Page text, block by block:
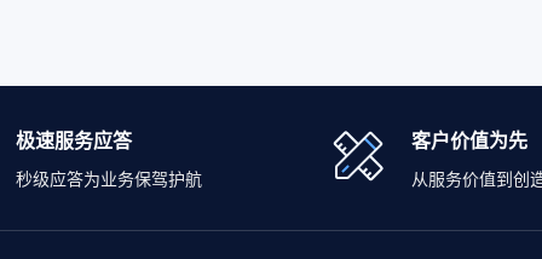
极速服务应答
秒级应答为业务保驾护航
客户价值为先
从服务价值到创